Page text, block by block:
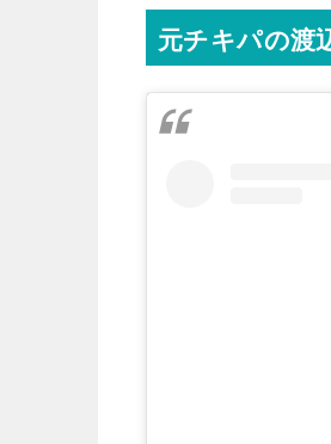
元チキパの渡